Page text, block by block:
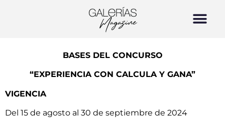
BASES DEL CONCURSO
“EXPERIENCIA CON CALCULA Y GANA”
VIGENCIA
Del 15 de agosto al 30 de septiembre de 2024